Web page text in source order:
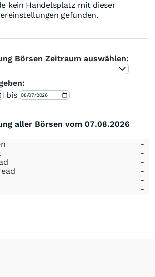
kein Handelsplatz mit dieser
gefunden.
Börsen Zeitraum auswählen:
bis
aller Börsen vom 07.08.2026
-
-
-
-
-
-